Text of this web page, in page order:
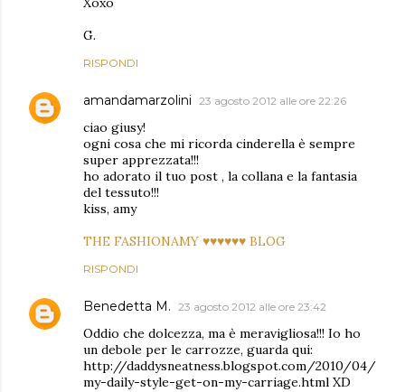
G.
RISPONDI
amandamarzolini 23 agosto 2012 alle ore 22:26
ciao giusy!
ogni cosa che mi ricorda cinderella è sempre
super apprezzata!!!
ho adorato il tuo post , la collana e la fantasia
del tessuto!!!
kiss, amy
THE FASHIONAMY ♥♥♥♥♥♥ BLOG
RISPONDI
Benedetta M. 23 agosto 2012 alle ore 23:42
Oddio che dolcezza, ma è meravigliosa!!! Io ho
un debole per le carrozze, guarda qui:
http://daddysneatness.blogspot.com/2010/04/
my-daily-style-get-on-my-carriage.html XD